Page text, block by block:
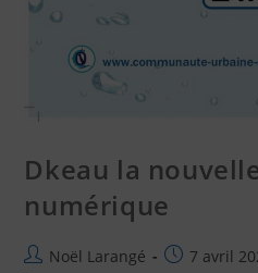
Dkeau la
numérique
Noël Larangé
7 avril